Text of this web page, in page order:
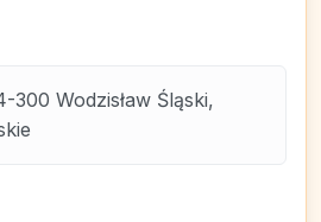
300 Wodzisław Śląski,